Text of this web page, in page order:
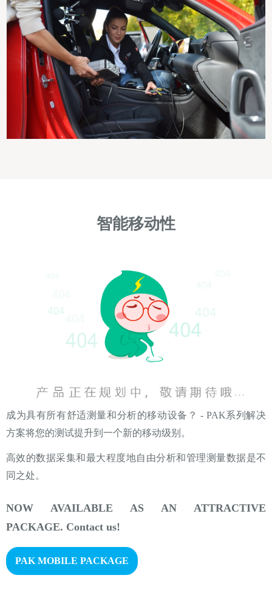
成为具有所有舒适测量和分析的移动设备？ - PAK系列解决
方案将您的测试提升到一个新的移动级别。
高效的数据采集和最大程度地自由分析和管理测量数据是不
同之处。
NOW AVAILABLE AS AN ATTRACTIVE
PACKAGE. Contact us!
智能移动性
PAK MOBILE PACKAGE